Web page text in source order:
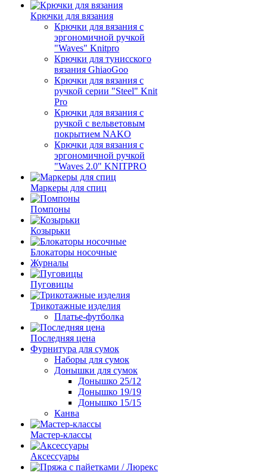
Крючки для вязания
Крючки для вязания с
эргономичной ручкой
"Waves" Knitpro
Крючки для тунисского
вязания GhiaoGoo
Крючки для вязания с
ручкой серии "Steel" Knit
Pro
Крючки для вязания с
ручкой с вельветовым
покрытием NAKO
Крючки для вязания с
эргономичной ручкой
"Waves 2.0" KNITPRO
Маркеры для спиц
Помпоны
Козырьки
Блокаторы носочные
Журналы
Пуговицы
Трикотажные изделия
Платье-футболка
Последняя цена
Фурнитура для сумок
Наборы для сумок
Донышки для сумок
Донышко 25/12
Донышко 19/19
Донышко 15/15
Канва
Мастер-классы
Аксессуары